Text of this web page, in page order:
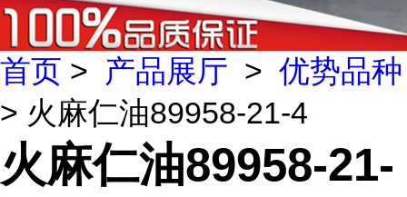
首页 > 产品展厅 > 优势品种
> 火麻仁油89958-21-4
火麻仁油89958-21-